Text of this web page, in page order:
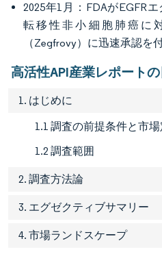
2025年1月：FDAがEGFR
転移性非小細胞肺癌に
（Zegfrovy）に迅速承認を
高活性API産業レポート
1. はじめに
1.1 調査の前提条件と市
1.2 調査範囲
2. 調査方法論
3. エグゼクティブサマリー
4. 市場ランドスケープ